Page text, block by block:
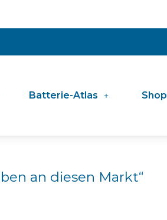
Batterie-Atlas Shop
an diesen Markt“